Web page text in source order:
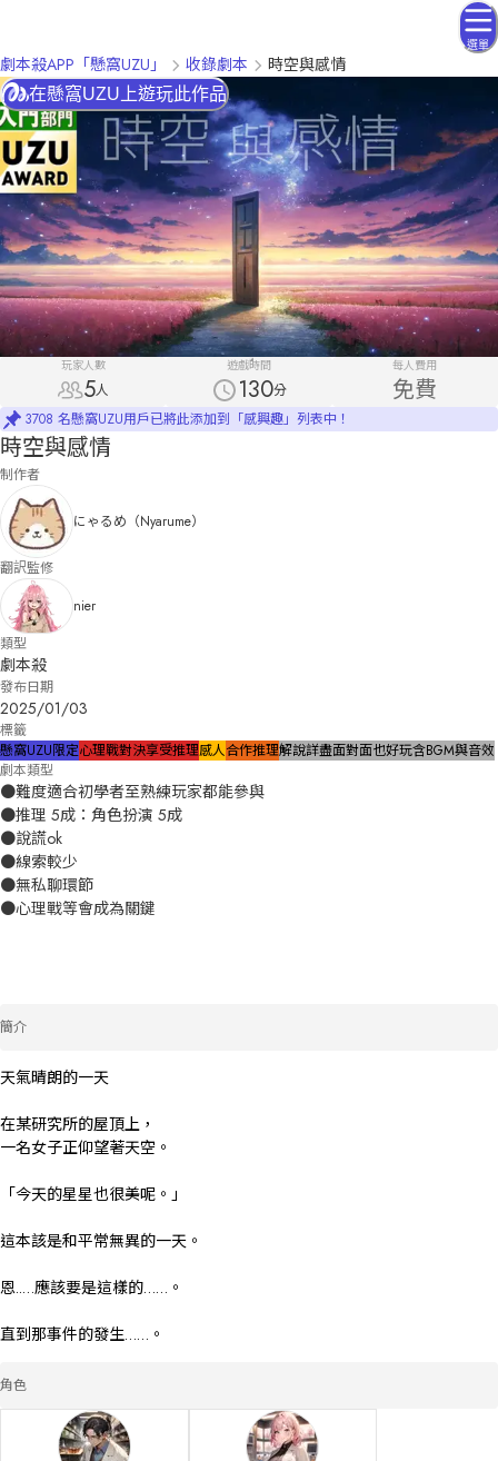
選單
劇本殺APP「懸窩UZU」 收錄劇本 時空與感情
玩家人數
5人
遊戲時間
130分
每人費用
免費
3708 名懸窩UZU用戶已將此添加到「感興趣」列表中！
在懸窩UZU上遊玩此作品
時空與感情
制作者
にゃるめ（Nyarume）
翻訳監修
nier
類型
劇本殺
發布日期
2025/01/03
標籤
懸窩UZU限定心理戰對決享受推理感人合作推理解說詳盡面對面也好玩含BGM與音效
劇本類型
●難度適合初學者至熟練玩家都能參與
●推理 5成：角色扮演 5成
●說謊ok
●線索較少
●無私聊環節
●心理戰等會成為關鍵
簡介
天氣晴朗的一天
在某研究所的屋頂上，
一名女子正仰望著天空。
「今天的星星也很美呢。」
這本該是和平常無異的一天。
恩..…應該要是這樣的……。
直到那事件的發生……。
角色